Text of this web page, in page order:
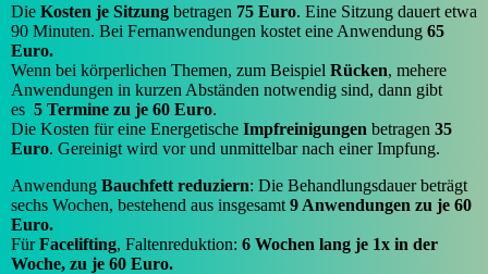
Die Kosten je Sitzung betragen 75 Euro. Eine Sitzung dauert etwa
90 Minuten. Bei Fernanwendungen kostet eine Anwendung 65
Euro.
Wenn bei körperlichen Themen, zum Beispiel Rücken, mehere
Anwendungen in kurzen Abständen notwendig sind, dann gibt
es 5 Termine zu je 60 Euro.
Die Kosten für eine Energetische Impfreinigungen betragen 35
Euro. Gereinigt wird vor und unmittelbar nach einer Impfung.
Anwendung Bauchfett reduziern: Die Behandlungsdauer beträgt
sechs Wochen, bestehend aus insgesamt 9 Anwendungen zu je 60
Euro.
FürFacelifting, Faltenreduktion: 6 Wochen lang je 1x in der
Woche, zu je 60 Euro.